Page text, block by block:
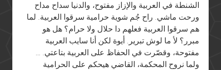
الشنطة في العربية والإزاز مفتوح، والدنيا سداح مداح
ورحت ماشي. راح جُم شوية حرامية سرقوا العربية. لما
هم سرقوا العربية فعلهم دا حلال ولا حرام؟ هل هو
مبرر؟ لأ ما لوش تبرير. أيوة لكن أنا سايب العربية
مفتوحة، وقصّرت في الحفاظ على العربية بتاعتي. …
ولما نروح المحكمة، القاضي هيحكم على الحرامية